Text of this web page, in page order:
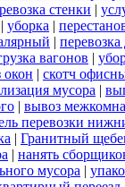
стенки |
| уборка |
|
вагонов |
окон | скотч
мусора |
| вывоз
перевозки
| Гранитный
| нанять
мусора |